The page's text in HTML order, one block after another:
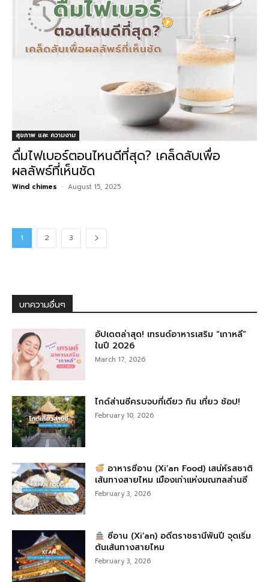
สุขภาพ และ ความงาม
ดื่มไฟเบอร์ตอนไหนดีที่สุด? เคล็ดลับเพื่อ
ผลลัพธ์ที่เห็นชัด
Wind chimes - August 15, 2025
1 2 3
บทความอื่นๆ
อัปเดตล่าสุด! เทรนด์อาหารเสริม “เกาหลี”
ในปี 2026
March 17, 2026
ไกด์ส่านซีครบจบที่เดียว กิน เที่ยว ช้อป!
February 10, 2026
อาหารซีอาน (Xi’an Food) เสน่ห์รสชาติ
เส้นทางสายไหม เมืองเก่าแห่งมณฑลส่านซี
February 3, 2026
ซีอาน (Xi’an) อดีตราชธานีพันปี จุดเริ่ม
ต้นเส้นทางสายไหม
February 3, 2026